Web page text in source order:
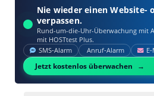
Nie wieder einen Website-
verpassen.
Rund-um-die-Uhr-Überwachung mit
mit HOSTtest Plus.
SMS‑Alarm Anruf‑Alarm
Jetzt kostenlos überwachen